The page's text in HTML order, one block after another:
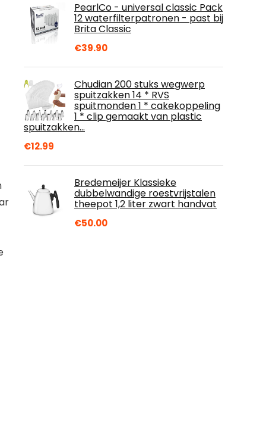
PearlCo - universal classic Pack
12 waterfilterpatronen - past bij
Brita Classic
€39.90
Chudian 200 stuks wegwerp
spuitzakken 14 * RVS
spuitmonden 1 * cakekoppeling
1 * clip gemaakt van plastic
spuitzakken…
€12.99
Bredemeijer Klassieke
dubbelwandige roestvrijstalen
theepot 1,2 liter zwart handvat
€50.00